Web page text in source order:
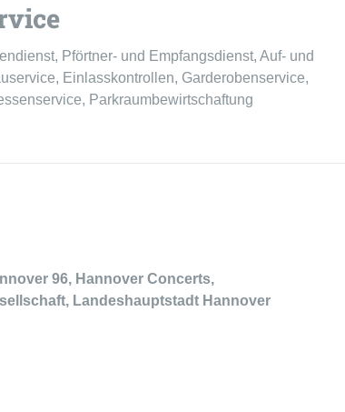
Pförtner- und Empfangsdienst, Auf- und
Einlasskontrollen, Garderobenservice,
Parkraumbewirtschaftung
96, Hannover Concerts,
Landeshauptstadt Hannover